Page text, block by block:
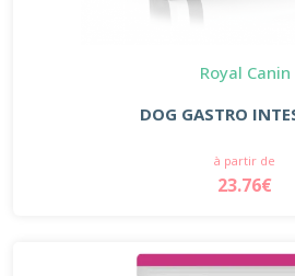
Royal Canin
DOG GASTRO
à partir de
23.76€